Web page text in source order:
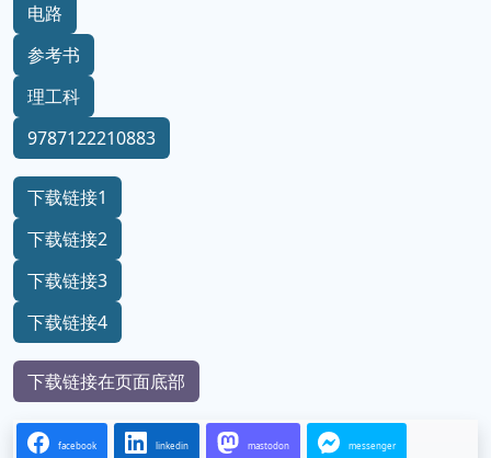
电路
参考书
理工科
9787122210883
下载链接1
下载链接2
下载链接3
下载链接4
下载链接在页面底部
facebook linkedin mastodon messenger